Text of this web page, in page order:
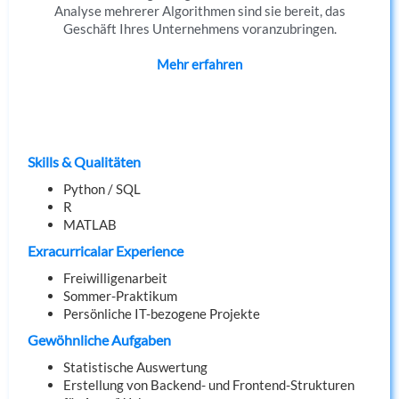
Analyse mehrerer Algorithmen sind sie bereit, das
Geschäft Ihres Unternehmens voranzubringen.
Mehr erfahren
Skills & Qualitäten
Python / SQL
R
MATLAB
Exracurricalar Experience
Freiwilligenarbeit
Sommer-Praktikum
Persönliche IT-bezogene Projekte
Gewöhnliche Aufgaben
Statistische Auswertung
Erstellung von Backend- und Frontend-Strukturen